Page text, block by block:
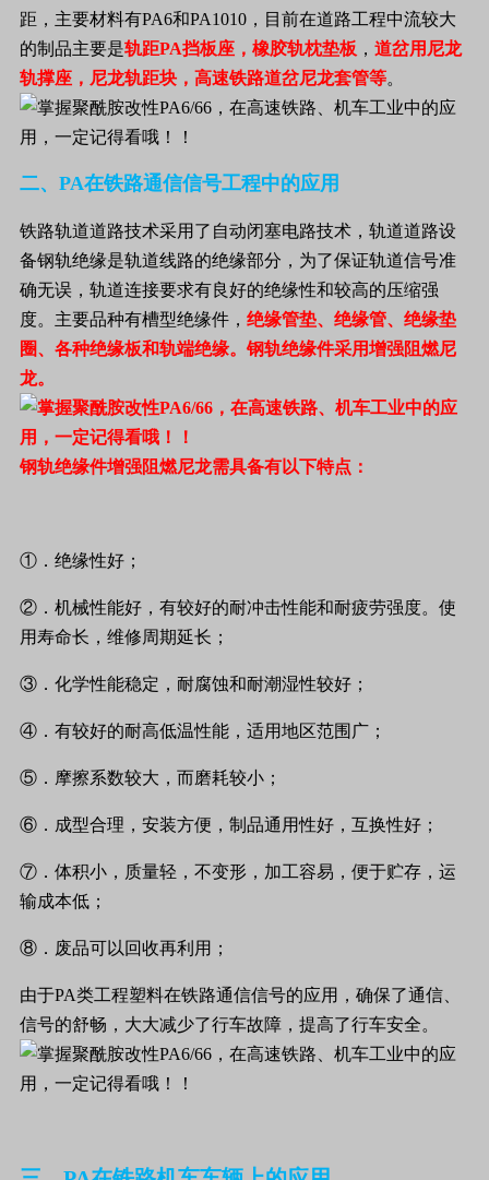
距，主要材料有PA6和PA1010，目前在道路工程中流较大
的制品主要是轨距PA挡板座，橡胶轨枕垫板 ， 道岔用尼龙
轨撑座，尼龙轨距块，高速铁路道岔尼龙套管等。
二、 PA在铁路通信信号工程中的应用
铁路轨道道路技术采用了自动闭塞电路技术，轨道道路设
备钢轨绝缘是轨道线路的绝缘部分，为了保证轨道信号准
确无误，轨道连接要求有良好的绝缘性和较高的压缩强
度。主要品种有槽型绝缘件， 绝缘管垫、绝缘管、绝缘垫
圈、各种绝缘板和轨端绝缘。钢轨绝缘件采用增强阻燃尼
龙。
钢轨绝缘件增强阻燃尼龙需具备有以下特点：
①．绝缘性好；
②． 机械性能好，有较好的耐冲击性能和耐疲劳强度。使
用寿命长，维修周期延长；
③． 化学性能稳定，耐腐蚀和耐潮湿性较好；
④． 有较好的耐高低温性能，适用地区范围广；
⑤． 摩擦系数较大，而磨耗较小；
⑥． 成型合理，安装方便，制品通用性好，互换性好；
⑦． 体积小，质量轻，不变形，加工容易，便于贮存，运
输成本低；
⑧． 废品可以回收再利用；
由于PA类工程塑料在铁路通信信号的应用，确保了通信、
信号的舒畅，大大减少了行车故障，提高了行车安全。